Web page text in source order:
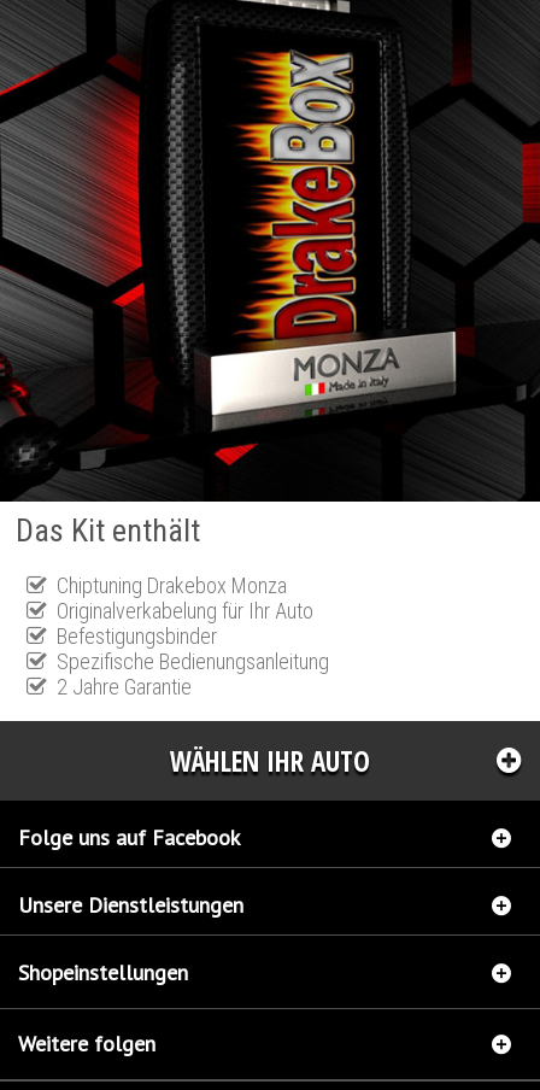
Das Kit enthält
Chiptuning Drakebox Monza
Originalverkabelung für Ihr Auto
Befestigungsbinder
Spezifische Bedienungsanleitung
2 Jahre Garantie
WÄHLEN IHR AUTO
Folge uns auf Facebook
Unsere Dienstleistungen
Shopeinstellungen
Weitere folgen